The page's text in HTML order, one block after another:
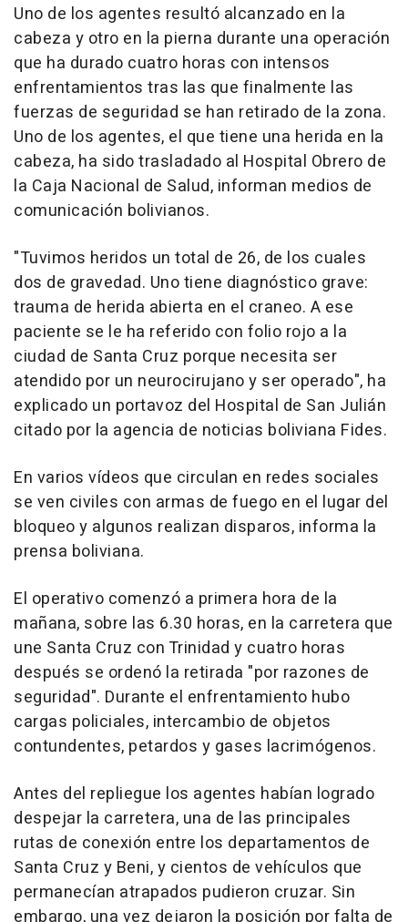
Uno de los agentes resultó alcanzado en la
cabeza y otro en la pierna durante una operación
que ha durado cuatro horas con intensos
enfrentamientos tras las que finalmente las
fuerzas de seguridad se han retirado de la zona.
Uno de los agentes, el que tiene una herida en la
cabeza, ha sido trasladado al Hospital Obrero de
la Caja Nacional de Salud, informan medios de
comunicación bolivianos.
"Tuvimos heridos un total de 26, de los cuales
dos de gravedad. Uno tiene diagnóstico grave:
trauma de herida abierta en el craneo. A ese
paciente se le ha referido con folio rojo a la
ciudad de Santa Cruz porque necesita ser
atendido por un neurocirujano y ser operado", ha
explicado un portavoz del Hospital de San Julián
citado por la agencia de noticias boliviana Fides.
En varios vídeos que circulan en redes sociales
se ven civiles con armas de fuego en el lugar del
bloqueo y algunos realizan disparos, informa la
prensa boliviana.
El operativo comenzó a primera hora de la
mañana, sobre las 6.30 horas, en la carretera que
une Santa Cruz con Trinidad y cuatro horas
después se ordenó la retirada "por razones de
seguridad". Durante el enfrentamiento hubo
cargas policiales, intercambio de objetos
contundentes, petardos y gases lacrimógenos.
Antes del repliegue los agentes habían logrado
despejar la carretera, una de las principales
rutas de conexión entre los departamentos de
Santa Cruz y Beni, y cientos de vehículos que
permanecían atrapados pudieron cruzar. Sin